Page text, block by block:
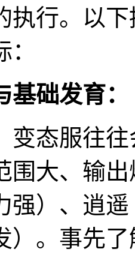
执行。以
础发育：
变态服往
围大、输
强）、逍
）。事先